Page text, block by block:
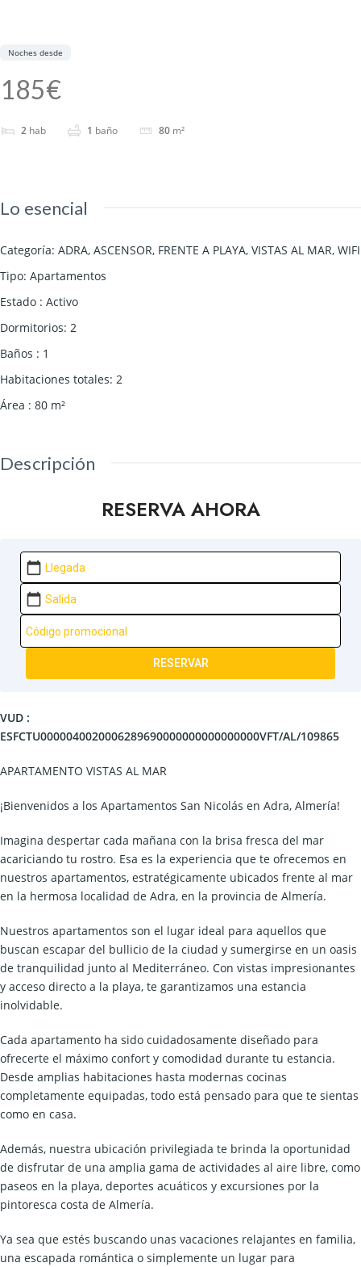
185€
Noches desde
2 hab 1 baño 80 m²
Lo esencial
Categoría: ADRA, ASCENSOR, FRENTE A PLAYA, VISTAS AL MAR, WIFI
Tipo: Apartamentos
Estado : Activo
Dormitorios: 2
Baños : 1
Habitaciones totales: 2
Área : 80 m²
Descripción
RESERVA AHORA
calendar_today
calendar_today
RESERVAR
VUD :
ESFCTU0000040020006289690000000000000000VFT/AL/109865
APARTAMENTO VISTAS AL MAR
¡Bienvenidos a los Apartamentos San Nicolás en Adra, Almería!
Imagina despertar cada mañana con la brisa fresca del mar
acariciando tu rostro. Esa es la experiencia que te ofrecemos en
nuestros apartamentos, estratégicamente ubicados frente al mar
en la hermosa localidad de Adra, en la provincia de Almería.
Nuestros apartamentos son el lugar ideal para aquellos que
buscan escapar del bullicio de la ciudad y sumergirse en un oasis
de tranquilidad junto al Mediterráneo. Con vistas impresionantes
y acceso directo a la playa, te garantizamos una estancia
inolvidable.
Cada apartamento ha sido cuidadosamente diseñado para
ofrecerte el máximo confort y comodidad durante tu estancia.
Desde amplias habitaciones hasta modernas cocinas
completamente equipadas, todo está pensado para que te sientas
como en casa.
Además, nuestra ubicación privilegiada te brinda la oportunidad
de disfrutar de una amplia gama de actividades al aire libre, como
paseos en la playa, deportes acuáticos y excursiones por la
pintoresca costa de Almería.
Ya sea que estés buscando unas vacaciones relajantes en familia,
una escapada romántica o simplemente un lugar para